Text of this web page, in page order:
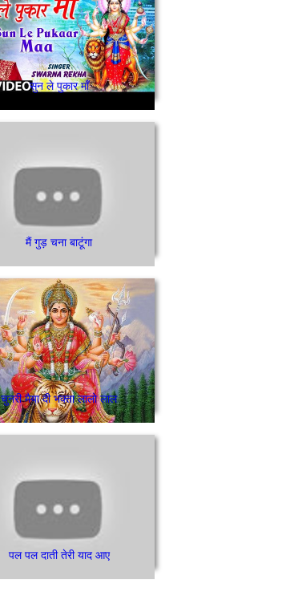
सुन ले पुकार माँ
मैं गुड़ चना बाटूंगा
चुनरी मैया दी भक्ता लालो लाल
पल पल दाती तेरी याद आए